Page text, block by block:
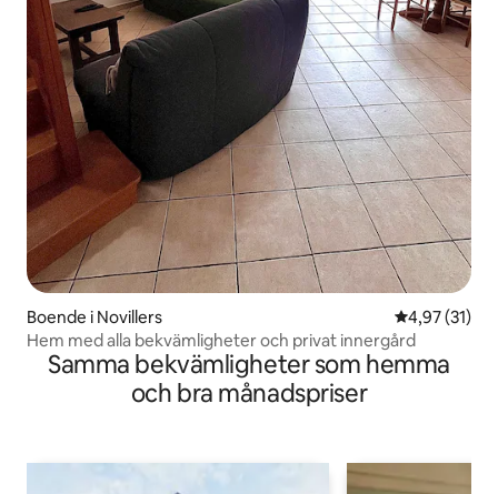
Boende i Novillers 4,97 av 5 i
4,97 (31)
Hem med alla bekvämligheter och privat innergård
Samma bekvämligheter som hemma
och bra månadspriser